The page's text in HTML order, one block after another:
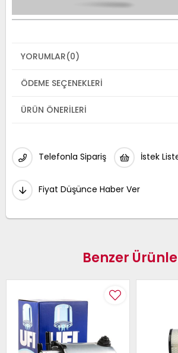
YORUMLAR(0)
ÖDEME SEÇENEKLERI
ÜRÜN ÖNERILERI
Telefonla Sipariş İstek
Fiyat Düşünce Haber Ver
Benzer